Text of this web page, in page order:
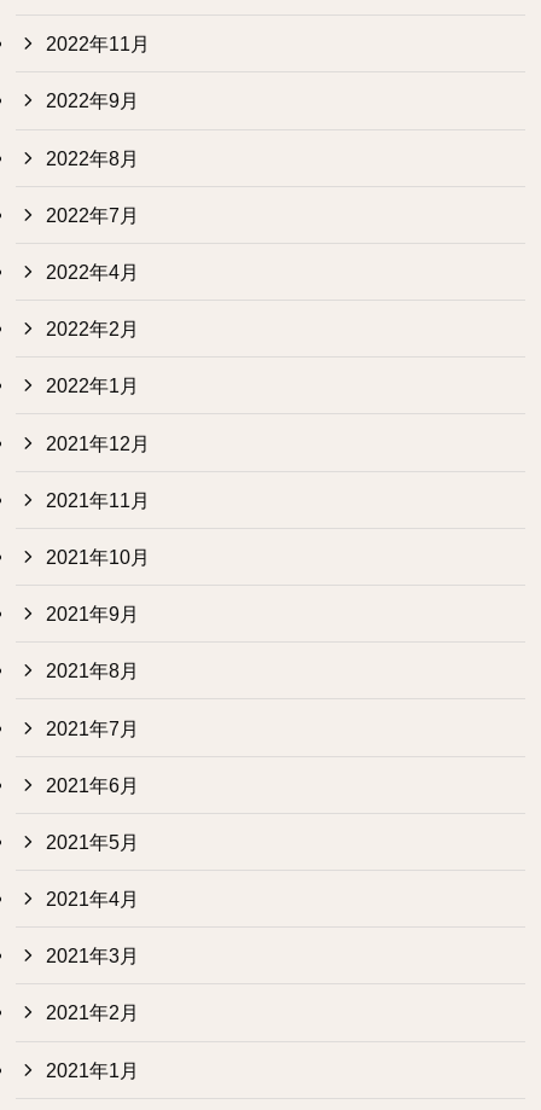
2022年11月
2022年9月
2022年8月
2022年7月
2022年4月
2022年2月
2022年1月
2021年12月
2021年11月
2021年10月
2021年9月
2021年8月
2021年7月
2021年6月
2021年5月
2021年4月
2021年3月
2021年2月
2021年1月